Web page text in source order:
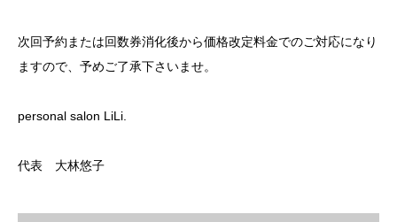
次回予約または回数券消化後から価格改定料金でのご対応になり
ますので、予めご了承下さいませ。
personal salon LiLi.
代表 大林悠子